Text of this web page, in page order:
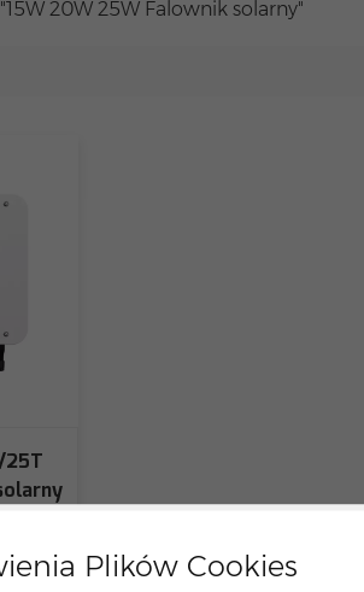
Plików Cookies
20W 25W Falownik solarny"
25T